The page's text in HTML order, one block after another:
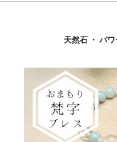
天然石 ・ パ